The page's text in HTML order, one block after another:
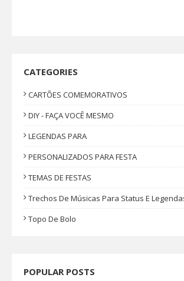
CATEGORIES
CARTÕES COMEMORATIVOS
DIY - FAÇA VOCÊ MESMO
LEGENDAS PARA
PERSONALIZADOS PARA FESTA
TEMAS DE FESTAS
Trechos De Músicas Para Status E
Topo De Bolo
POPULAR POSTS